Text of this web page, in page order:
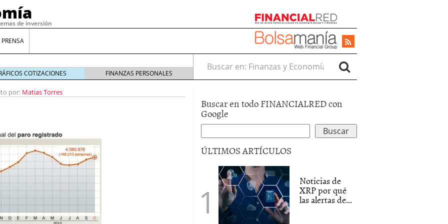
de inversión
¿Por qué el Préstamo Promotor privado
aprovechar esta opción para gestionar tus
de 2025
es una decisión financiera: cómo anticiparte
COTIZACIONES FINANZAS PERSONALES
Buscar en:
por: Matias Torres
Buscar en todo FINANCIALRED con
Google
ÚLTIMOS ARTÍCULOS
Noticias de
XRP por qué
las alertas de...